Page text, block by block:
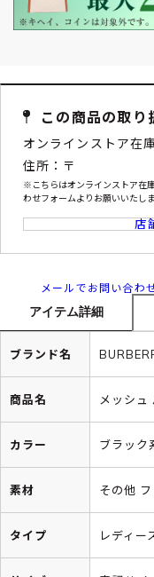
この商品の取り
オンラインストア在庫
住所：〒
※こちらはオンラインストア在
わせフォームよりお願いいたし
店
メールでお問い合わ
アイテム詳細
ブランド名
商品名 メッシュ
カラー ブラック
素材 その他
タイプ レディー